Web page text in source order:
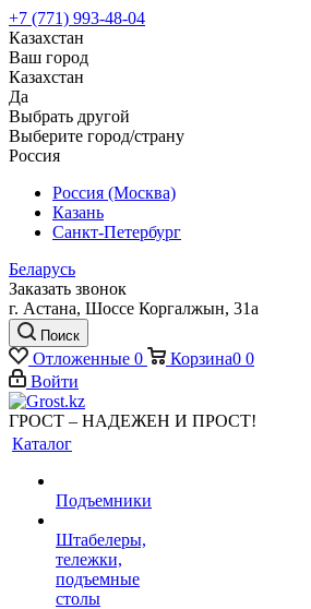
+7 (771) 993-48-04
Казахстан
Ваш город
Казахстан
Да
Выбрать другой
Выберите город/страну
Россия
Россия (Москва)
Казань
Санкт-Петербург
Беларусь
Заказать звонок
г. Астана, Шоссе Коргалжын, 31а
Поиск
Отложенные 0 Корзина0 0
Войти
ГРОСТ – НАДЕЖЕН И ПРОСТ!
Каталог
Подъемники
Штабелеры,
тележки,
подъемные
столы